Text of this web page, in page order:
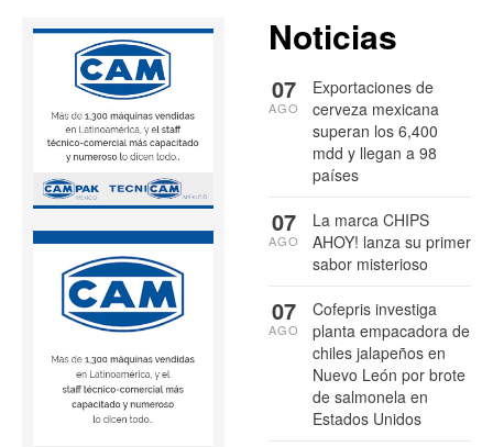
Noticias
Exportaciones de
cerveza mexicana
superan los 6,400
mdd y llegan a 98
países
07
AGO
La marca CHIPS
AHOY! lanza su primer
sabor misterioso
07
AGO
Cofepris investiga
planta empacadora de
chiles jalapeños en
Nuevo León por brote
de salmonela en
Estados Unidos
07
AGO